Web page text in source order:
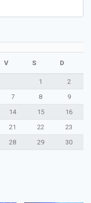
V S D
1
2
7 8
9
14 15
16
21 22
23
28 29
30